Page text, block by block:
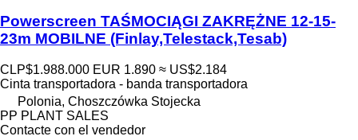
Powerscreen TAŚMOCIĄGI ZAKRĘŻNE 12-15-
23m MOBILNE (Finlay,Telestack,Tesab)
CLP$1.988.000 EUR 1.890 ≈ US$2.184
Cinta transportadora - banda transportadora
Polonia, Choszczówka Stojecka
PP PLANT SALES
Contacte con el vendedor